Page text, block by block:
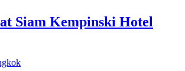
Siam Kempinski Hotel